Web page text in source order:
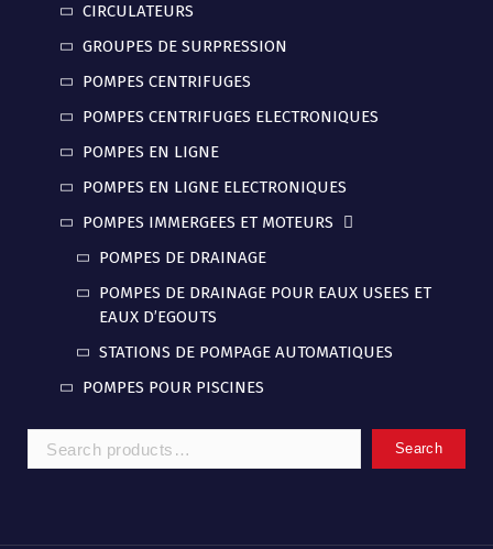
CIRCULATEURS
GROUPES DE SURPRESSION
POMPES CENTRIFUGES
POMPES CENTRIFUGES ELECTRONIQUES
POMPES EN LIGNE
POMPES EN LIGNE ELECTRONIQUES
POMPES IMMERGEES ET MOTEURS
POMPES DE DRAINAGE
POMPES DE DRAINAGE POUR EAUX USEES ET
EAUX D’EGOUTS
STATIONS DE POMPAGE AUTOMATIQUES
POMPES POUR PISCINES
Search
Search